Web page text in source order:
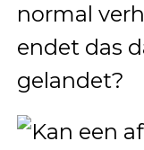
normal
endet das
gelandet?